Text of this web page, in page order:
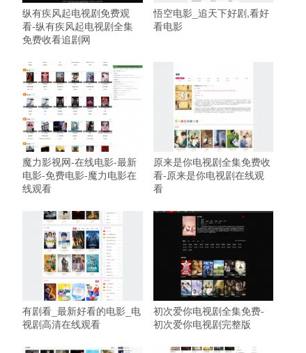
纵有疾风起电视剧免费观
看-纵有疾风起电视剧全集
免费收看追剧网
悟空电影_追天下好剧,看好
看电影
魔力影视网-在线电影-最新
电影-免费电影-魔力电影在
线观看
原来是你电视剧全集免费收
看-原来是你电视剧在线观
看
有剧看_最新好看的电影_电
视剧高清在线观看
初次爱你电视剧全集免费-
初次爱你电视剧完整版